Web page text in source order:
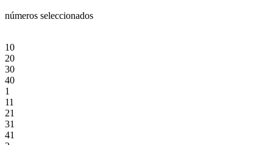
números seleccionados
10
20
30
40
1
11
21
31
41